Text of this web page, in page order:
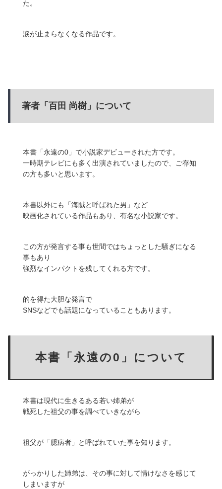
た。
涙が止まらなくなる作品です。
著者「百田 尚樹」について
本書「永遠の0」で小説家デビューされた方です。
一時期テレビにも多く出演されていましたので、ご存知
の方も多いと思います。
本書以外にも「海賊と呼ばれた男」など
映画化されている作品もあり、有名な小説家です。
この方が発言する事も世間ではちょっとした騒ぎになる
事もあり
強烈なインパクトを残してくれる方です。
的を得た大胆な発言で
SNSなどでも話題になっていることもあります。
本書「永遠の0」について
本書は現代に生きるある若い姉弟が
戦死した祖父の事を調べていきながら
祖父が「臆病者」と呼ばれていた事を知ります。
がっかりした姉弟は、その事に対して情けなさを感じて
しまいますが